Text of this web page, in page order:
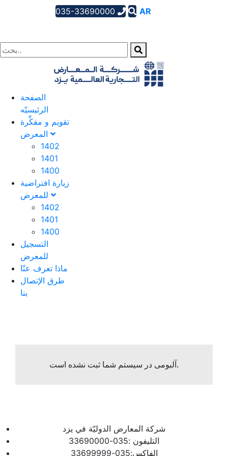
035-33690000 AR
الصفحة
الرئیسیّه
تقویم و مفکِّرة
1402
1401
1400
زيارة افتراضية
1402
1401
1400
التسجیل
للمعرض
ماذا تعرف عنّا
طرق الإتصال
بنا
آلبومی در سیستم شما ثبت نشده است.
شرکة المعارض الدولیّة في یزد
التلیفون :035-33690000
الفاکس:035-33699999